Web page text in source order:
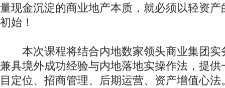
量现金沉淀的商业地产本质，就必须以轻资
初始！
本次课程将结合内地数家领头商业集团实
兼具境外成功经验与内地落地实操作法，提
目定位、招商管理、后期运营、资产增值心